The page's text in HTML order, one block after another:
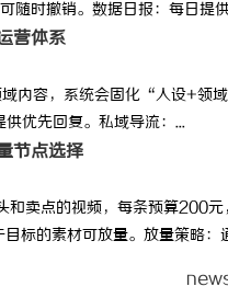
随时撤销。数据日报：每日提
营体系
内容，系统会固化“人设+领
优先回复。私域导流：...
节点选择
和卖点的视频，每条预算200
标的素材可放量。放量策略：